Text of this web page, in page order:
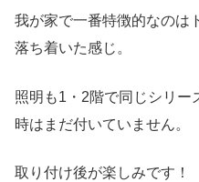
我が家で一番特徴的なのは
落ち着いた感じ。
照明も1・2階で同じシリー
時はまだ付いていません。
取り付け後が楽しみです！